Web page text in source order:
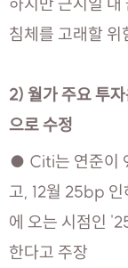
침체를 고래할 위
2) 월가 주요 투
으로 수정
● Citi는 연준이
고, 12월 25bp
에 오는 시점인
한다고 주장